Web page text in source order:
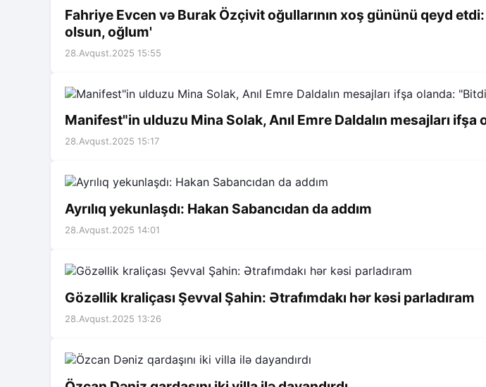
Fahriye Evcen və Burak Özçivit oğullarının xoş gününü qeyd
olsun, oğlum'
28.Avqust.2025 15:55
Manifest"in ulduzu Mina Solak, Anıl Emre Daldalın mesajları ifşa
28.Avqust.2025 15:17
Ayrılıq yekunlaşdı: Hakan Sabancıdan da addım
28.Avqust.2025 14:01
Gözəllik kraliçası Şevval Şahin: Ətrafımdakı hər kəsi parladıram
28.Avqust.2025 13:26